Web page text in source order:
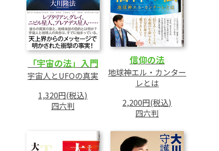
(2)粘着型を克服する
(3)転落の原因-悪しきプライド
(4)弾力に富む心を持つ
(5)優れたものを学ぶ
3 四正道(愛・知・反省・発展)の修得
4 新たなる使命-魔軍との戦い
第4章 異次元旅行
1 古代インカの王-リエント・アール・クラウ
「宇宙の法」入門
宇宙人とUFOの真実
1,320円(税込)
四六判
信仰の法
地球神エル・カンター
レとは
2,200円(税込)
四六判